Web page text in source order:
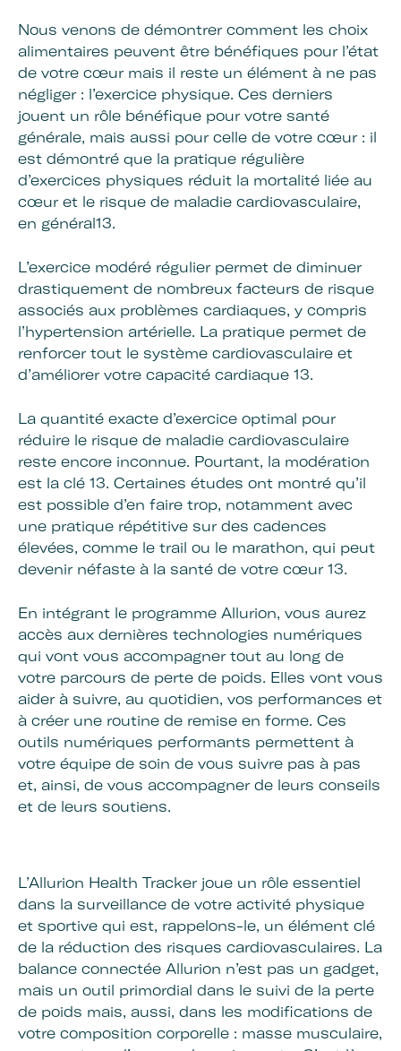
Nous venons de démontrer comment les choix
alimentaires peuvent être bénéfiques pour l’état
de votre cœur mais il reste un élément à ne pas
négliger : l’exercice physique. Ces derniers
jouent un rôle bénéfique pour votre santé
générale, mais aussi pour celle de votre cœur : il
est démontré que la pratique régulière
d’exercices physiques réduit la mortalité liée au
cœur et le risque de maladie cardiovasculaire,
en général13.
L’exercice modéré régulier permet de diminuer
drastiquement de nombreux facteurs de risque
associés aux problèmes cardiaques, y compris
l’hypertension artérielle. La pratique permet de
renforcer tout le système cardiovasculaire et
d’améliorer votre capacité cardiaque 13.
La quantité exacte d’exercice optimal pour
réduire le risque de maladie cardiovasculaire
reste encore inconnue. Pourtant, la modération
est la clé 13. Certaines études ont montré qu’il
est possible d’en faire trop, notamment avec
une pratique répétitive sur des cadences
élevées, comme le trail ou le marathon, qui peut
devenir néfaste à la santé de votre cœur 13.
En intégrant le programme Allurion, vous aurez
accès aux dernières technologies numériques
qui vont vous accompagner tout au long de
votre parcours de perte de poids. Elles vont vous
aider à suivre, au quotidien, vos performances et
à créer une routine de remise en forme. Ces
outils numériques performants permettent à
votre équipe de soin de vous suivre pas à pas
et, ainsi, de vous accompagner de leurs conseils
et de leurs soutiens.
L’Allurion Health Tracker joue un rôle essentiel
dans la surveillance de votre activité physique
et sportive qui est, rappelons-le, un élément clé
de la réduction des risques cardiovasculaires. La
balance connectée Allurion n’est pas un gadget,
mais un outil primordial dans le suivi de la perte
de poids mais, aussi, dans les modifications de
votre composition corporelle : masse musculaire,